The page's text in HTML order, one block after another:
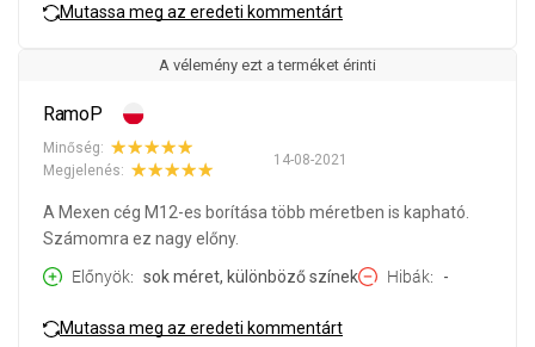
Mutassa meg az eredeti kommentárt
A vélemény ezt a terméket érinti
RamoP
14-08-2021
Minőség:
Megjelenés:
A Mexen cég M12-es borítása több méretben is kapható.
Számomra ez nagy előny.
Előnyök
sok méret, különböző színek Hibák -
Mutassa meg az eredeti kommentárt